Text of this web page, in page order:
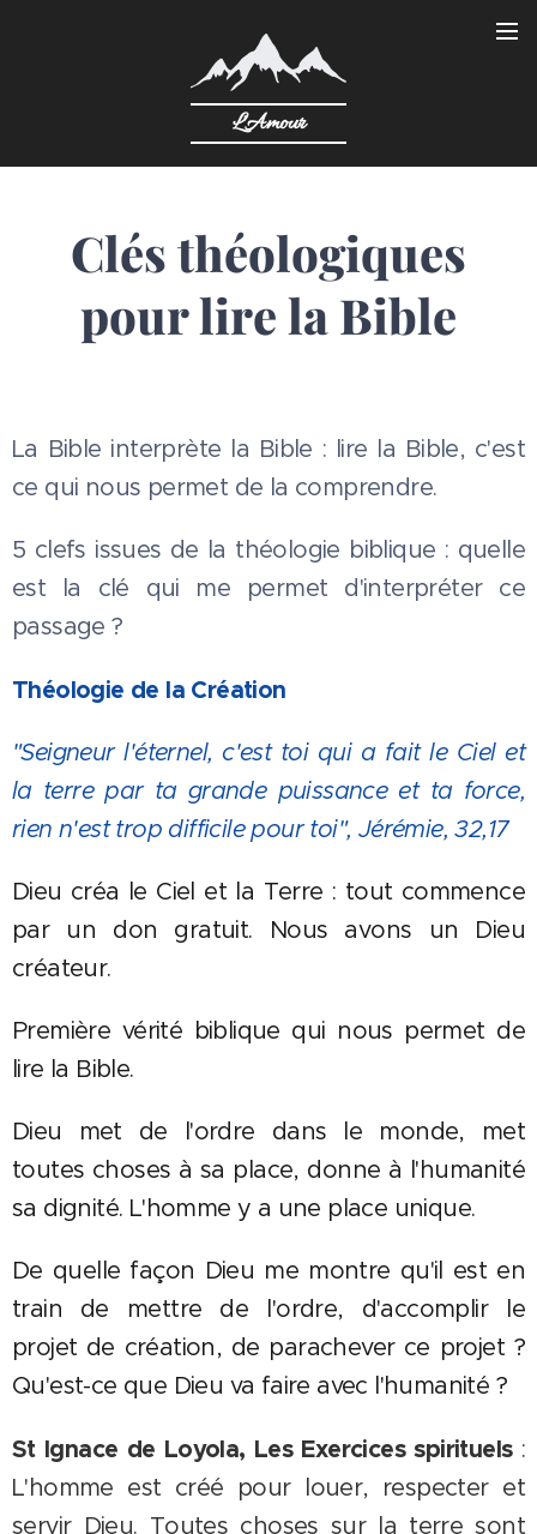
L'Amour
Clés théologiques
pour lire la Bible
La Bible interprète la Bible : lire la Bible, c'est
ce qui nous permet de la comprendre.
5 clefs issues de la théologie biblique : quelle
est la clé qui me permet d'interpréter ce
passage ?
Théologie de la Création
"Seigneur l'éternel, c'est toi qui a fait le Ciel et
la terre par ta grande puissance et ta force,
rien n'est trop difficile pour toi", Jérémie, 32,17
Dieu créa le Ciel et la Terre : tout commence
par un don gratuit. Nous avons un Dieu
créateur.
Première vérité biblique qui nous permet de
lire la Bible.
Dieu met de l'ordre dans le monde, met
toutes choses à sa place, donne à l'humanité
sa dignité. L'homme y a une place unique.
De quelle façon Dieu me montre qu'il est en
train de mettre de l'ordre, d'accomplir le
projet de création, de parachever ce projet ?
Qu'est-ce que Dieu va faire avec l'humanité ?
St Ignace de Loyola, Les Exercices spirituels:
L'homme est créé pour louer, respecter et
servir Dieu. Toutes choses sur la terre sont